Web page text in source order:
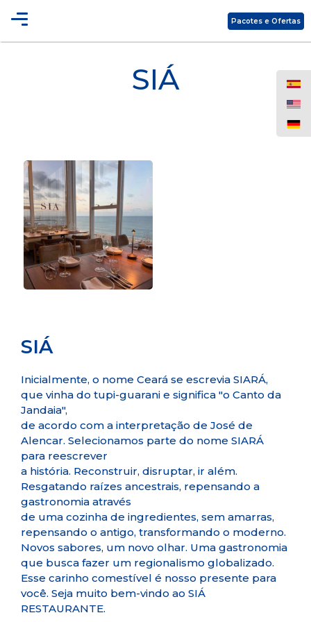
Pacotes e Ofertas
SIÁ
SIÁ
Inicialmente, o nome Ceará se escrevia SIARÁ,
que vinha do tupi-guarani e significa "o Canto da
Jandaia",
de acordo com a interpretação de José de
Alencar. Selecionamos parte do nome SIARÁ
para reescrever
a história. Reconstruir, disruptar, ir além.
Resgatando raízes ancestrais, repensando a
gastronomia através
de uma cozinha de ingredientes, sem amarras,
repensando o antigo, transformando o moderno.
Novos sabores, um novo olhar. Uma gastronomia
que busca fazer um regionalismo globalizado.
Esse carinho comestível é nosso presente para
você. Seja muito bem-vindo ao SIÁ
RESTAURANTE.